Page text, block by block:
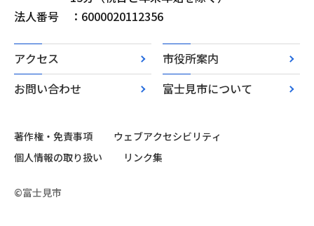
法人番号
：6000020112356
アクセス
市役所案内
お問い合わせ
富士見市について
著作権・免責事項
ウェブアクセシビリティ
個人情報の取り扱い
リンク集
©富士見市